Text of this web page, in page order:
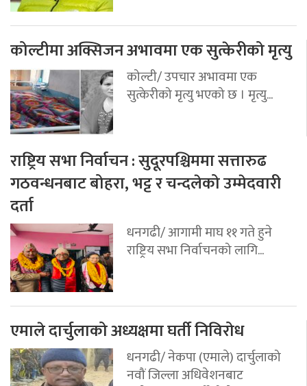
कोल्टीमा अक्सिजन अभावमा एक सुत्केरीको मृत्यु
कोल्टी/ उपचार अभावमा एक
सुत्केरीको मृत्यु भएको छ । मृत्यु...
राष्ट्रिय सभा निर्वाचन : सुदूरपश्चिममा सत्तारुढ
गठवन्धनबाट बोहरा, भट्ट र चन्दलेको उम्मेदवारी
दर्ता
धनगढी/ आगामी माघ ११ गते हुने
राष्ट्रिय सभा निर्वाचनको लागि...
एमाले दार्चुलाको अध्यक्षमा घर्ती निविरोध
धनगढी/ नेकपा (एमाले) दार्चुलाको
नवौं जिल्ला अधिवेशनबाट